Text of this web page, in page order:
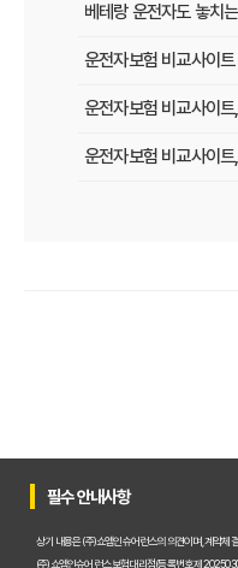
베테랑 운전자도 놓치
운전자보험 비교사이
운전자보험 비교사이
운전자보험 비교사이
운전자보험 비교사이
운전자보험 비교사이
"나만 몰랐네?" 운전자
필수 안내사항
상기 내용은 (주)쇼엠인슈어런스의 의견이며, 계약체
(주)쇼엠인슈어런스 보험대리점(등록번호 제